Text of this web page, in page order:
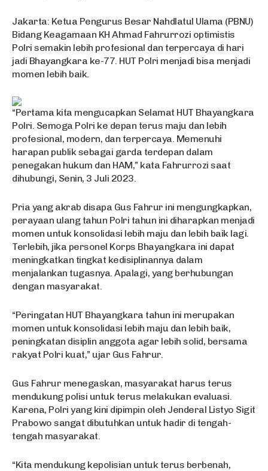
Jakarta: Ketua Pengurus Besar Nahdlatul Ulama (PBNU)
Bidang Keagamaan KH Ahmad Fahrurrozi optimistis
Polri semakin lebih profesional dan terpercaya di hari
jadi Bhayangkara ke-77. HUT Polri menjadi bisa menjadi
momen lebih baik.
“Pertama kita mengucapkan Selamat HUT Bhayangkara
Polri. Semoga Polri ke depan terus maju dan lebih
profesional, modern, dan terpercaya. Memenuhi
harapan publik sebagai garda terdepan dalam
penegakan hukum dan HAM,” kata Fahrurrozi saat
dihubungi, Senin, 3 Juli 2023.
Pria yang akrab disapa Gus Fahrur ini mengungkapkan,
perayaan ulang tahun Polri tahun ini diharapkan menjadi
momen untuk konsolidasi lebih maju dan lebih baik lagi.
Terlebih, jika personel Korps Bhayangkara ini dapat
meningkatkan tingkat kedisiplinannya dalam
menjalankan tugasnya. Apalagi, yang berhubungan
dengan masyarakat.
“Peringatan HUT Bhayangkara tahun ini merupakan
momen untuk konsolidasi lebih maju dan lebih baik,
peningkatan disiplin anggota agar lebih solid, bersama
rakyat Polri kuat,” ujar Gus Fahrur.
Gus Fahrur menegaskan, masyarakat harus terus
mendukung polisi untuk terus melakukan evaluasi.
Karena, Polri yang kini dipimpin oleh Jenderal Listyo Sigit
Prabowo sangat dibutuhkan untuk hadir di tengah-
tengah masyarakat.
“Kita mendukung kepolisian untuk terus berbenah,